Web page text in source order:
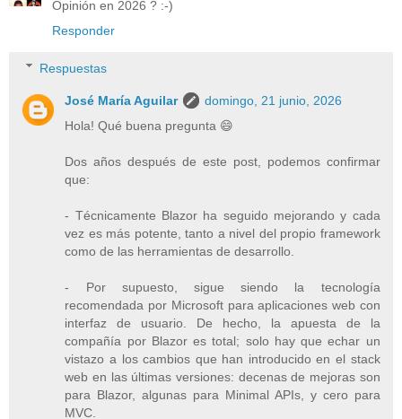
Opinión en 2026 ? :-)
Responder
Respuestas
José María Aguilar
domingo, 21 junio, 2026
Hola! Qué buena pregunta 😄
Dos años después de este post, podemos confirmar
que:
- Técnicamente Blazor ha seguido mejorando y cada
vez es más potente, tanto a nivel del propio framework
como de las herramientas de desarrollo.
- Por supuesto, sigue siendo la tecnología
recomendada por Microsoft para aplicaciones web con
interfaz de usuario. De hecho, la apuesta de la
compañía por Blazor es total; solo hay que echar un
vistazo a los cambios que han introducido en el stack
web en las últimas versiones: decenas de mejoras son
para Blazor, algunas para Minimal APIs, y cero para
MVC.